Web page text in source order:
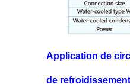
Application de
de refroidissement